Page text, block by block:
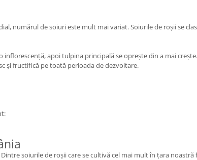
numărul de soiuri este mult mai variat. Soiurile de roșii se
inflorescență, apoi tulpina principală se oprește din a mai crește.
și fructifică pe toată perioada de dezvoltare.
soiurile de roșii care se cultivă cel mai mult în țara noastră